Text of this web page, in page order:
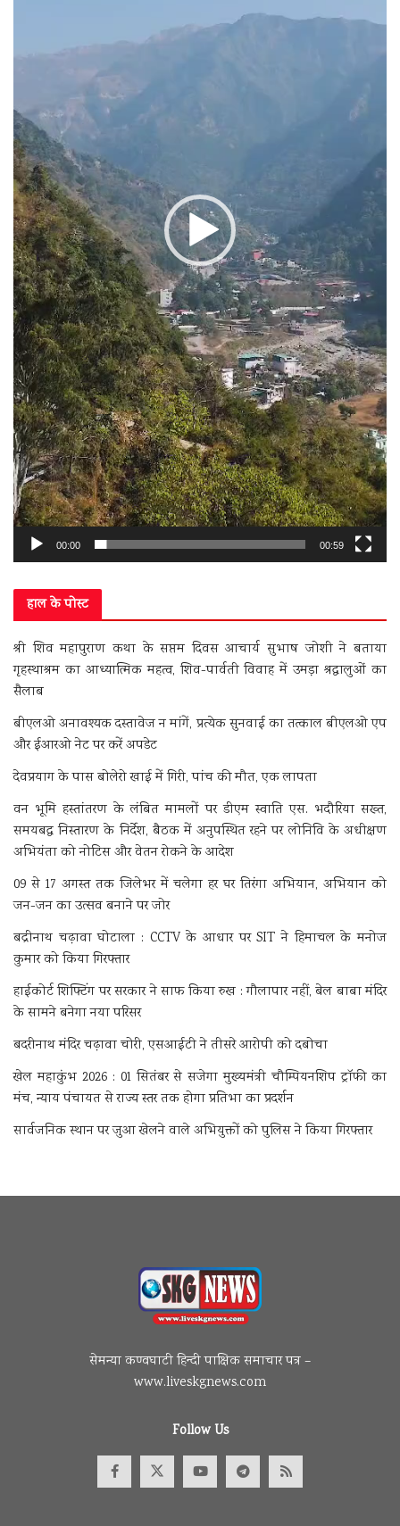
00:00 00:59
हाल के पोस्ट
श्री शिव महापुराण कथा के सप्तम दिवस आचार्य सुभाष जोशी ने बताया
गृहस्थाश्रम का आध्यात्मिक महत्व, शिव-पार्वती विवाह में उमड़ा श्रद्धालुओं का
सैलाब
बीएलओ अनावश्यक दस्तावेज न मांगें, प्रत्येक सुनवाई का तत्काल बीएलओ एप
और ईआरओ नेट पर करें अपडेट
देवप्रयाग के पास बोलेरो खाई में गिरी, पांच की मौत, एक लापता
वन भूमि हस्तांतरण के लंबित मामलों पर डीएम स्वाति एस. भदौरिया सख्त,
समयबद्ध निस्तारण के निर्देश, बैठक में अनुपस्थित रहने पर लोनिवि के अधीक्षण
अभियंता को नोटिस और वेतन रोकने के आदेश
09 से 17 अगस्त तक जिलेभर में चलेगा हर घर तिरंगा अभियान, अभियान को
जन-जन का उत्सव बनाने पर जोर
बद्रीनाथ चढ़ावा घोटाला : CCTV के आधार पर SIT ने हिमाचल के मनोज
कुमार को किया गिरफ्तार
हाईकोर्ट शिफ्टिंग पर सरकार ने साफ किया रुख : गौलापार नहीं, बेल बाबा मंदिर
के सामने बनेगा नया परिसर
बदरीनाथ मंदिर चढ़ावा चोरी, एसआईटी ने तीसरे आरोपी को दबोचा
खेल महाकुंभ 2026 : 01 सितंबर से सजेगा मुख्यमंत्री चौम्पियनशिप ट्रॉफी का
मंच, न्याय पंचायत से राज्य स्तर तक होगा प्रतिभा का प्रदर्शन
सार्वजनिक स्थान पर जुआ खेलने वाले अभियुक्तों को पुलिस ने किया गिरफ्तार
सेमन्या कण्वघाटी हिन्दी पाक्षिक समाचार पत्र –
www.liveskgnews.com
Follow Us